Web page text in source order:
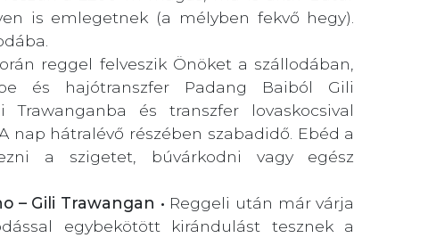
is emlegetnek (a mélyben fekvő hegy).
reggel felveszik Önöket a szállodában,
és hajótranszfer Padang Baiból Gili
és transzfer lovaskocsival
nap hátralévő részében szabadidő. Ebéd a
a szigetet, búvárkodni vagy egész
– Gili Trawangan • Reggeli után már várja
egybekötött kirándulást tesznek a